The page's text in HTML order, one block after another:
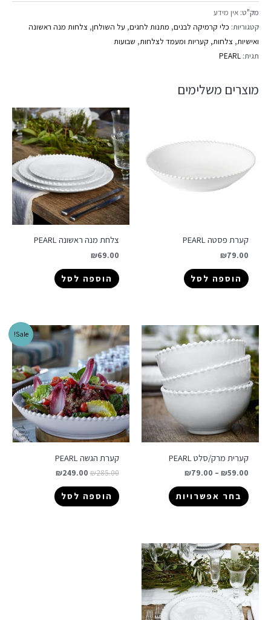
מק"ט: אין מידע
קטגוריות: כלי קרמיקה לבנים, מתנות לחגים, על השולחן, צלחות מנה ראשונה
ואישיות, צלחות, קעריות ומעמד לצלחות, שבועות
תגית: PEARL
מוצרים משלימים
קערת פסטה PEARL
₪79.00
הוספה לסל
צלחת מנה ראשונה PEARL
₪69.00
הוספה לסל
קערית מרק/סלט PEARL
₪59.00
–
₪79.00
בחר אפשרויות
Sale!
קערת הגשה PEARL
₪285.00
₪249.00
הוספה לסל